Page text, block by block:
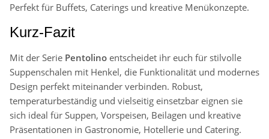
Perfekt für Buffets, Caterings und kreative Menükonzepte.
Kurz-Fazit
Mit der Serie Pentolino entscheidet ihr euch für stilvolle
Suppenschalen mit Henkel, die Funktionalität und modernes
Design perfekt miteinander verbinden. Robust,
temperaturbeständig und vielseitig einsetzbar eignen sie
sich ideal für Suppen, Vorspeisen, Beilagen und kreative
Präsentationen in Gastronomie, Hotellerie und Catering.